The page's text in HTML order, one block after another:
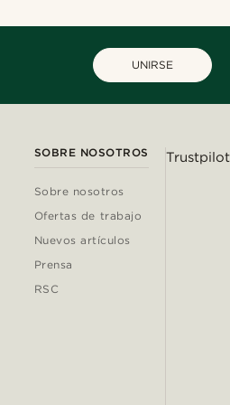
UNIRSE
SOBRE NOSOTROS
Sobre nosotros
Ofertas de trabajo
Nuevos artículos
Prensa
RSC
Trustpilot